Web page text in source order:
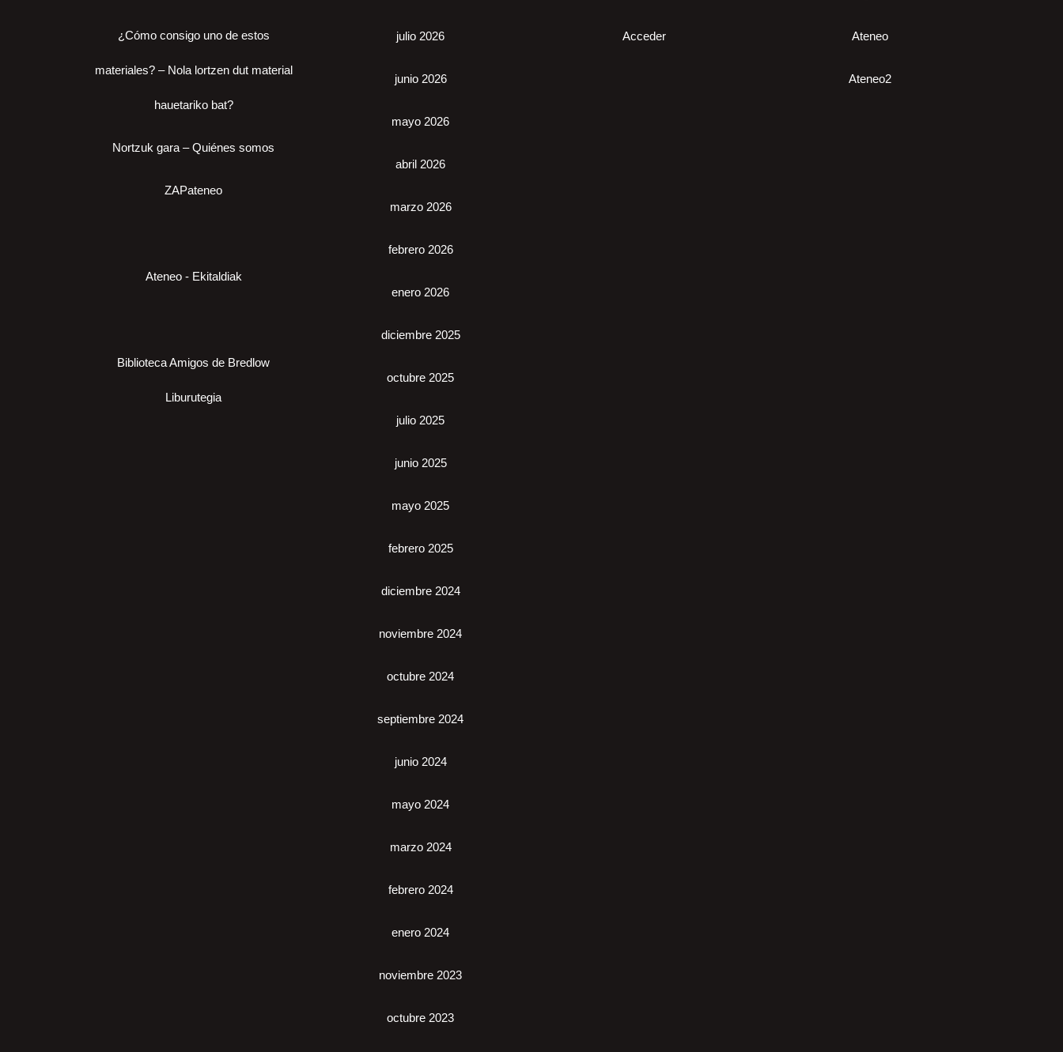
¿Cómo consigo uno de estos
materiales? – Nola lortzen dut material
hauetariko bat?
Nortzuk gara – Quiénes somos
ZAPateneo
Ateneo - Ekitaldiak
Biblioteca Amigos de Bredlow
Liburutegia
julio 2026
junio 2026
mayo 2026
abril 2026
marzo 2026
febrero 2026
enero 2026
diciembre 2025
octubre 2025
julio 2025
junio 2025
mayo 2025
febrero 2025
diciembre 2024
noviembre 2024
octubre 2024
septiembre 2024
junio 2024
mayo 2024
marzo 2024
febrero 2024
enero 2024
noviembre 2023
octubre 2023
Acceder Ateneo
Ateneo2